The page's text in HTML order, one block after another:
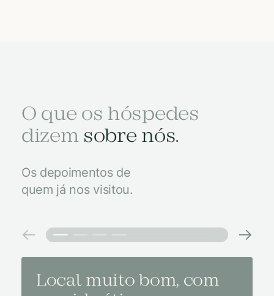
O que os hóspedes
dizem sobre nós.
Os depoimentos de
quem já nos visitou.
Local muito bom, com